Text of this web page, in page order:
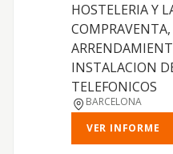
HOSTELERIA Y
COMPRAVENTA,
INSTALACION
TELEFONICOS
BARCELONA
VER INFORME